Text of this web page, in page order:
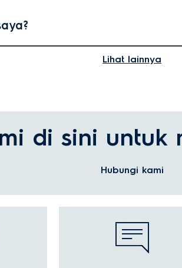
panduan pengguna?
memperbaikinya?
Lihat lainnya
di sini untuk
Hubungi kami